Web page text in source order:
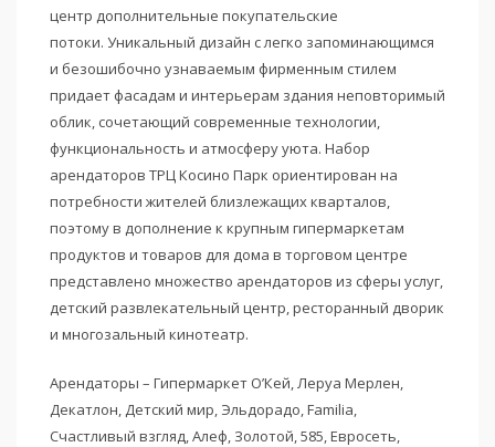
центр дополнительные покупательские
потоки. Уникальный дизайн с легко запоминающимся
и безошибочно узнаваемым фирменным стилем
придает фасадам и интерьерам здания неповторимый
облик, сочетающий современные технологии,
функциональность и атмосферу уюта. Набор
арендаторов ТРЦ Косино Парк ориентирован на
потребности жителей близлежащих кварталов,
поэтому в дополнение к крупным гипермаркетам
продуктов и товаров для дома в торговом центре
представлено множество арендаторов из сферы услуг,
детский развлекательный центр, ресторанный дворик
и многозальный кинотеатр.
Арендаторы – Гипермаркет О’Кей, Леруа Мерлен,
Декатлон, Детский мир, Эльдорадо, Familia,
Счастливый взгляд, Алеф, Золотой, 585, Евросеть,